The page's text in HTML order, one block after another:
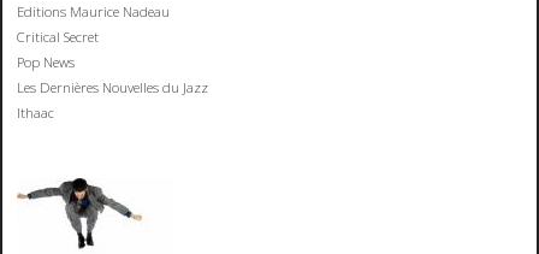
Editions Maurice Nadeau
Critical Secret
Pop News
Les Dernières Nouvelles du Jazz
Ithaac